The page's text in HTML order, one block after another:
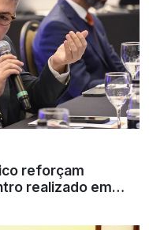
reforçam
realizado em